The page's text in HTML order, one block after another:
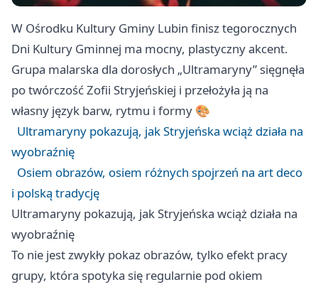
W Ośrodku Kultury Gminy Lubin finisz tegorocznych
Dni Kultury Gminnej ma mocny, plastyczny akcent.
Grupa malarska dla dorosłych „Ultramaryny” sięgnęła
po twórczość Zofii Stryjeńskiej i przełożyła ją na
własny język barw, rytmu i formy 🎨
Ultramaryny pokazują, jak Stryjeńska wciąż działa na
wyobraźnię
Osiem obrazów, osiem różnych spojrzeń na art deco
i polską tradycję
Ultramaryny pokazują, jak Stryjeńska wciąż działa na
wyobraźnię
To nie jest zwykły pokaz obrazów, tylko efekt pracy
grupy, która spotyka się regularnie pod okiem